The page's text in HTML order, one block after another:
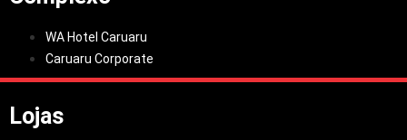
WA Hotel Caruaru
Caruaru Corporate
Lojas